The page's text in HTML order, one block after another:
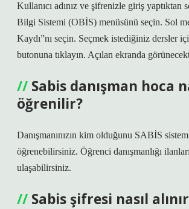
Kullanıcı adınız ve şifrenizle giriş yaptıktan
Bilgi Sistemi (OBİS) menüsünü seçin. Sol
Kaydı”nı seçin. Seçmek istediğiniz dersler
butonuna tıklayın. Açılan ekranda
Sabis danışman hoca
öğrenilir?
Danışmanınızın kim olduğunu SABİS
öğrenebilirsiniz. Öğrenci danışmanlığı
ulaşabilirsiniz.
Sabis şifresi nasıl